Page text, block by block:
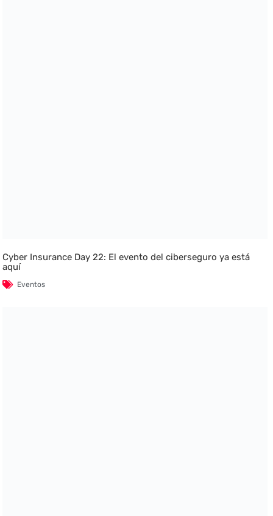
Cyber Insurance Day 22: El evento del ciberseguro ya está
aquí
Eventos